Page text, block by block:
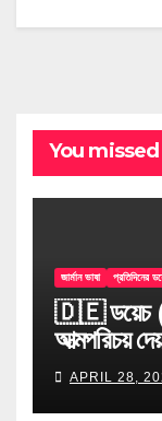
You missed
জার্মান ভাষা প্রতিদিনের
🇩🇪 ডয়েচ
APRIL 28,